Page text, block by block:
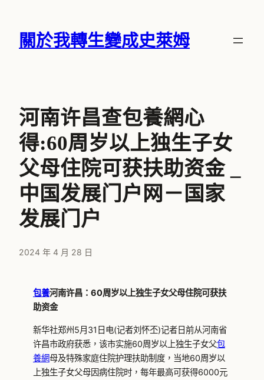
關於我轉生變成史萊姆
河南许昌查包養網心
得:60周岁以上独生子女
父母住院可获扶助资金 _
中国发展门户网－国家
发展门户
2024 年 4 月 28 日
包養河南许昌：60周岁以上独生子女父母住院可获扶
助资金
新华社郑州5月31日电(记者刘怀丕)记者日前从河南省
许昌市政府获悉，该市实施60周岁以上独生子女父包
養網母及特殊家庭住院护理扶助制度，当地60周岁以
上独生子女父母因病住院时，每年最高可获得6000元